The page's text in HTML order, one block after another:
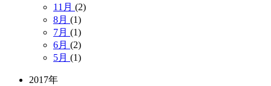
11月 (2)
8月 (1)
7月 (1)
6月 (2)
5月 (1)
2017年